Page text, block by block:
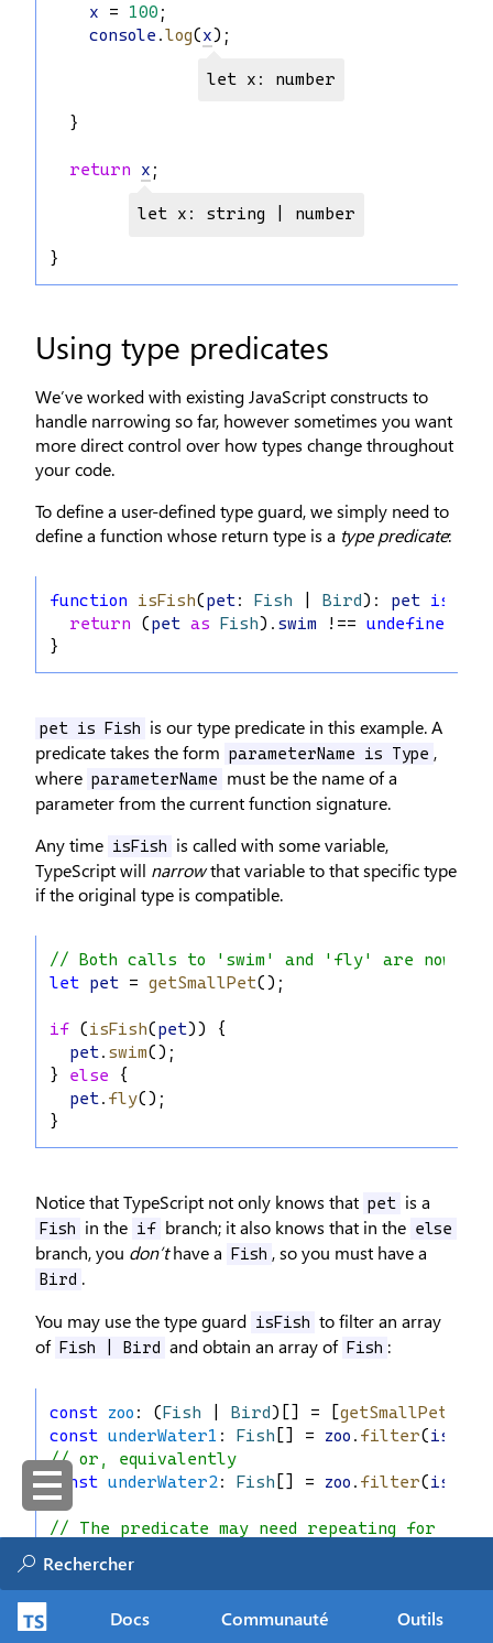
Docs Communauté Outils
x = 100 ;
console .log(x);
let x: number
  }
return x ;
let x: string | number
}
Using type predicates
We’ve worked with existing JavaScript constructs to
handle narrowing so far, however sometimes you want
more direct control over how types change throughout
your code.
To define a user-defined type guard, we simply need to
define a function whose return type is a type predicate:
function isFish(pet: Fish Bird): pet is
return (pet as Fish). swim !== undefined
}
pet is Fish
is our type predicate in this example. A
predicate takes the form parameterName is Type ,
where parameterName
must be the name of a
parameter from the current function signature.
Any time isFish
is called with some variable,
TypeScript will narrowthat variable to that specific type
if the original type is compatible.
// Both calls to 'swim' and 'fly' are now
let pet = getSmallPet();
if (isFish(pet)) {
pet. swim();
} else {
pet. fly();
}
Notice that TypeScript not only knows that pet is a
Fish in the if branch; it also knows that in the else
branch, you don’thave a Fish , so you must have a
Bird .
You may use the type guard isFish to filter an array
of Fish | Bird and obtain an array of Fish :
const zoo : (Fish Bird)[] = [getSmallPet
const underWater1 : Fish [] = zoo . filter(isFish
// or, equivalently
const underWater2: Fish [] = zoo . filter(isFish
// The predicate may need repeating for more
if (pet